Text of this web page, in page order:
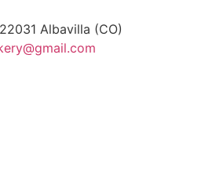
Albavilla (CO)